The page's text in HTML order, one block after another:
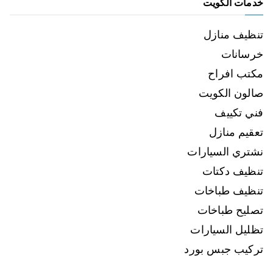
خدمات الكويت
تنظيف منازل
خرسانات
مكتب افراح
صالون الكويت
فني تكييف
تعقيم منازل
نشتري السيارات
تنظيف دكتات
تنظيف طباخات
تصليح طباخات
تظليل السيارات
تركيب جبس بورد